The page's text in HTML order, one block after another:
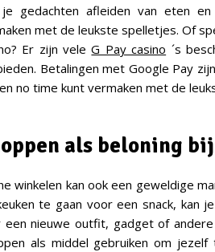
gedachten afleiden van eten
met de leukste spelletjes. Of
Er zijn veleG Pay casino ´s
Betalingen met Google Pay
no time kunt vermaken met de
als beloning
winkelen kan ook een geweldige
te gaan voor een snack, kan
een nieuwe outfit, gadget of
als middel gebruiken om